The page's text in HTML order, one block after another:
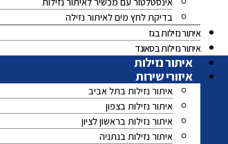
בדיקת לחץ מים לאיתור נזילה
איתור נזילות בגז
איתור נזילות בסאונד
איתור נזילות
איזורי שירות
איתור נזילות בתל אביב
איתור נזילות בצפון
איתור נזילות בראשון לציון
איתור נזילות בנתניה